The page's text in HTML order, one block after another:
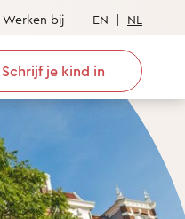
Werken bij EN | NL
Schrijf je kind in